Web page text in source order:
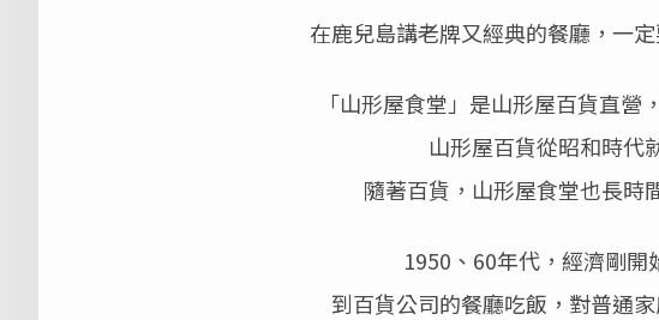
在鹿兒島講老牌又經典的餐廳，一定
「山形屋食堂」是山形屋百貨直營
山形屋百貨從昭和時代
隨著百貨，山形屋食堂也長時
1950、60年代，經濟剛開
到百貨公司的餐廳吃飯，對普通